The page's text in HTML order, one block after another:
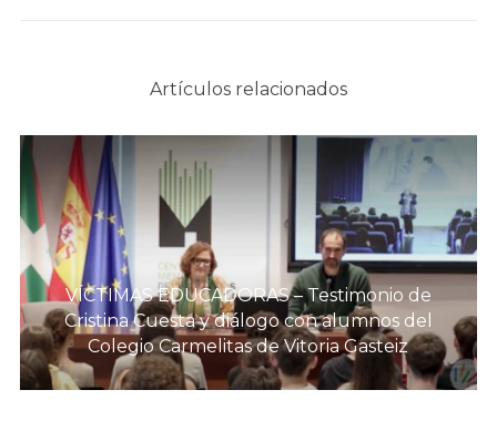
Artículos relacionados
VÍCTIMAS EDUCADORAS – Testimonio de
Cristina Cuesta y diálogo con alumnos del
Colegio Carmelitas de Vitoria Gasteiz